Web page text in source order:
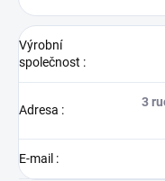
Výrobní
společnost :
Adresa :
3
E-mail :